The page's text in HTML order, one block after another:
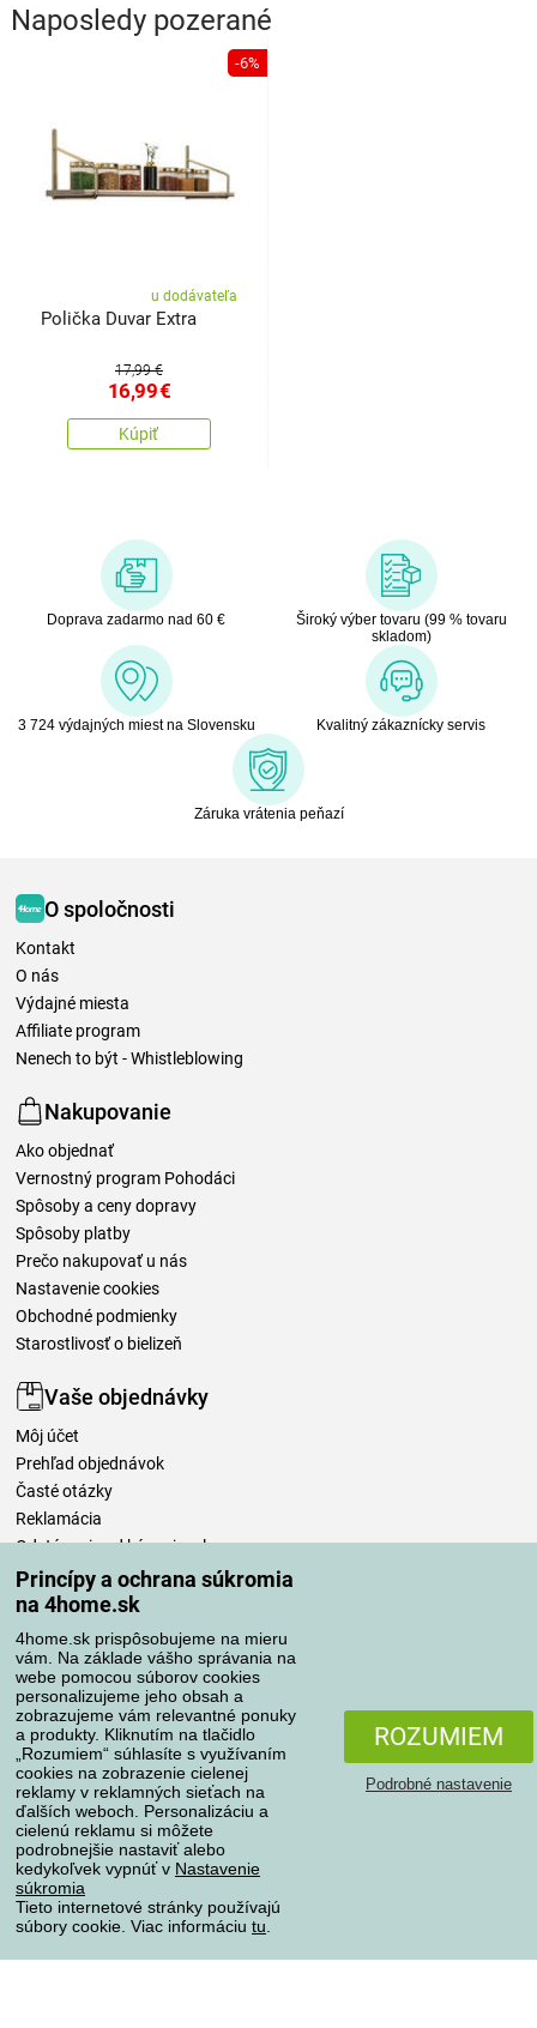
Princípy a ochrana súkromia
na 4home.sk
4home.sk prispôsobujeme na mieru
vám. Na základe vášho správania na
webe pomocou súborov cookies
personalizujeme jeho obsah a
zobrazujeme vám relevantné ponuky
a produkty. Kliknutím na tlačidlo
„Rozumiem“ súhlasíte s využívaním
cookies na zobrazenie cielenej
reklamy v reklamných sieťach na
ďalších weboch. Personalizáciu a
cielenú reklamu si môžete
podrobnejšie nastaviť alebo
kedykoľvek vypnúť v Nastavenie
súkromia
Tieto internetové stránky používajú
súbory cookie. Viac informáciu tu
ROZUMIEM
Podrobné nastavenie
Naposledy pozerané
-6%
u dodávateľa
Polička Duvar Extra
17,99 €
16,99€
Kúpiť
Doprava zadarmo nad 60 €
Široký výber tovaru (99 % tovaru
skladom)
3 724 výdajných miest na Slovensku Kvalitný zákaznícky servis
Záruka vrátenia peňazí
O spoločnosti
Kontakt
O nás
Výdajné miesta
Affiliate program
Nenech to být - Whistleblowing
Nakupovanie
Ako objednať
Vernostný program Pohodáci
Spôsoby a ceny dopravy
Spôsoby platby
Prečo nakupovať u nás
Nastavenie cookies
Obchodné podmienky
Starostlivosť o bielizeň
Vaše objednávky
Môj účet
Prehľad objednávok
Časté otázky
Reklamácia
Odstúpenie od kúpnej zmluvy
Pravidlá spracovania recenzií
Spôsoby dopravy
Spôsoby platby
Spoľahlivý obchod